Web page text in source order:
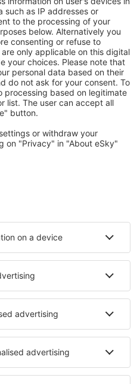
tale.
gratuită de anulare.
speciale pentru utilizatorii
de către utilizatorii eSky
în Chengdu
în Beijing
în Huai'an
Cazare în Zhangjiajie